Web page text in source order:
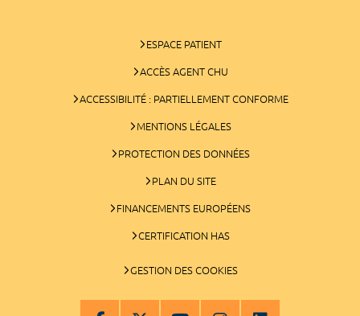
ESPACE PATIENT
ACCÈS AGENT CHU
ACCESSIBILITÉ : PARTIELLEMENT CONFORME
MENTIONS LÉGALES
PROTECTION DES DONNÉES
PLAN DU SITE
FINANCEMENTS EUROPÉENS
CERTIFICATION HAS
GESTION DES COOKIES